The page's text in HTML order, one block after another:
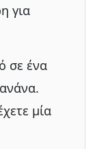
για
σε ένα
μία